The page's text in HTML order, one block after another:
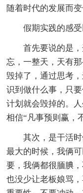
随着时代的发展而变
假期实践的感
首先要说的是
忘，一整天，天有
毁掉了，通过思考
识到做什么事，只
计划就会毁掉的。
相信“凡事预则赢，
其次，是干活
最大的时候，我俩
要，我俩都很腼腆
也没少让老板娘骂